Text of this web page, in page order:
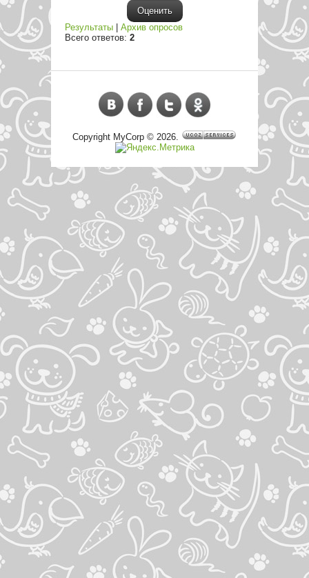
Результаты
Архив опросов
Всего ответов: 2
Copyright MyCorp © 2026.